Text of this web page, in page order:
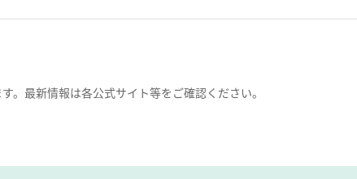
。最新情報は各公式サイト等をご確認ください。